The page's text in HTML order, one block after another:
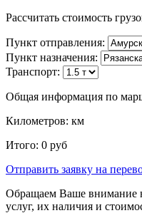
Рассчитать стоимость
Пункт отправления:
Пункт назначения:
Транспорт:
Общая информация по
Километров: км
Итого: 0 руб
Отправить заявку на
Обращаем Ваше внимание
услуг, их наличия и